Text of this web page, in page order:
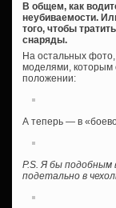
В общем, как
неубиваемости.
того, чтобы
снаряды.
На остальных
моделями, которым
положении:
А теперь — в
P.S. Я бы подобным
подетально в